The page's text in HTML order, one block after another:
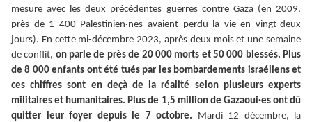
mesure avec les deux précédentes guerres contre Gaza (en 2009,
près de 1 400 Palestinien·nes avaient perdu la vie en vingt-deux
jours). En cette mi-décembre 2023, après deux mois et une semaine
de conflit, on parle de près de 20 000 morts et 50 000 blessés. Plus
de 8 000 enfants ont été tués par les bombardements israéliens et
ces chiffres sont en deçà de la réalité selon plusieurs experts
militaires et humanitaires. Plus de 1,5 million de Gazaoui·es ont dû
quitter leur foyer depuis le 7 octobre. Mardi 12 décembre, la